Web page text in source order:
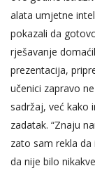
alata umjetne
pokazali da
rješavanje
prezentacija,
učenici zapravo
sadržaj, već kako
zadatak. “Znaju
zato sam rekla
da nije bilo